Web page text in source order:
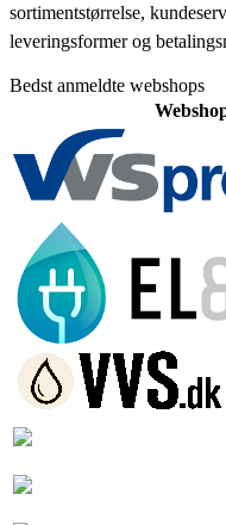
sortimentstørrelse,
leveringsformer og
Bedst anmeldte webshops